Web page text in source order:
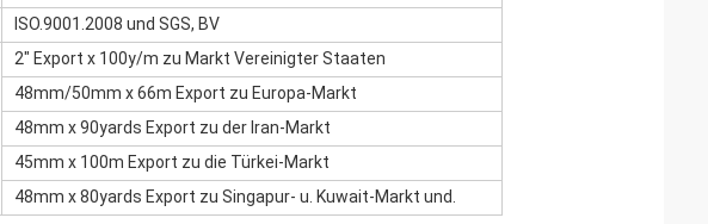
ISO.9001.2008 und SGS, BV
2" Export x 100y/m zu Markt Vereinigter Staaten
48mm/50mm x 66m Export zu Europa-Markt
48mm x 90yards Export zu der Iran-Markt
45mm x 100m Export zu die Türkei-Markt
48mm x 80yards Export zu Singapur- u. Kuwait-Markt und.